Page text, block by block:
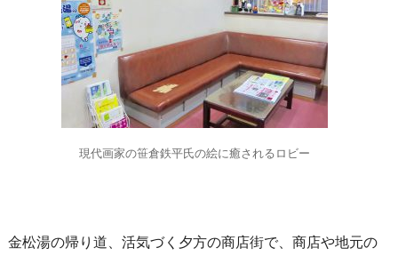
現代画家の笹倉鉄平氏の絵に癒されるロビー
金松湯の帰り道、活気づく夕方の商店街で、商店や地元の